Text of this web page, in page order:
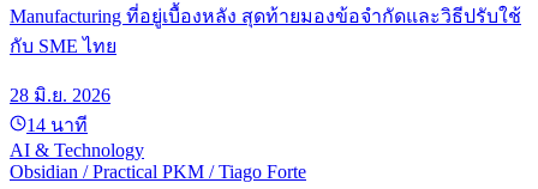
Manufacturing ที่อยู่เบื้องหลัง สุดท้ายมองข้อจำกัดและวิธีปรับใช้
กับ SME ไทย
28 มิ.ย. 2026
14 นาที
AI & Technology
Obsidian / Practical PKM / Tiago Forte